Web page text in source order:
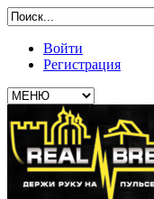
Войти
Регистрация